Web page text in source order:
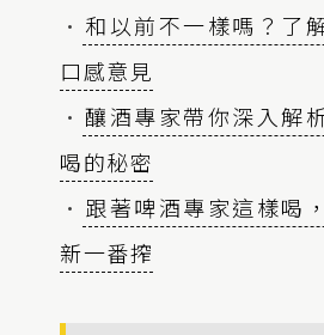
• 和以前不一樣嗎？了
口感意見
• 釀酒專家帶你深入解
喝的秘密
• 跟著啤酒專家這樣喝
新一番搾